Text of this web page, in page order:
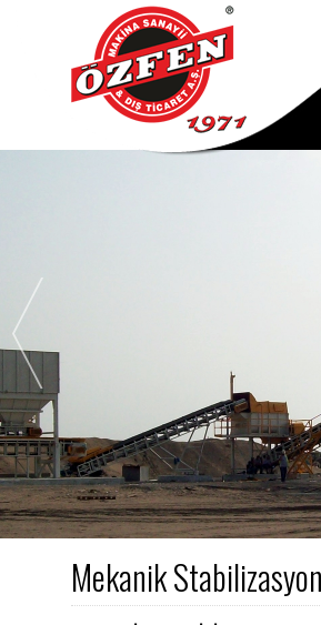
Mekanik